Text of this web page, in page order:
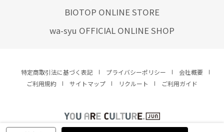
BIOTOP ONLINE STORE
wa-syu OFFICIAL ONLINE SHOP
特定商取引法に基づく表記 プライバシーポリシー
会社概要
ご利用規約
サイトマップ リクルート ご利用ガイド
YOU ARE CULTURE.